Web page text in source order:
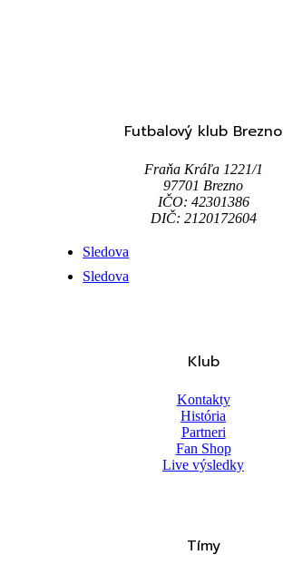
Futbalový klub Brezno
Fraňa Kráľa 1221/1
97701 Brezno
IČO: 42301386
DIČ: 2120172604
Sledova
Sledova
Klub
Kontakty
História
Partneri
Fan Shop
Live výsledky
Tímy